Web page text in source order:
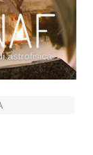
astrofisica